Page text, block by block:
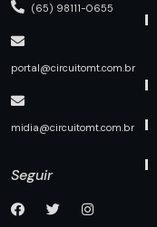
(65) 98111-0655
portal@circuitomt.com.br
midia@circuitomt.com.br
Seguir